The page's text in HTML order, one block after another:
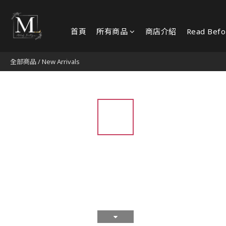
首頁 所有商品 商店介紹 Read
全部商品/New Arrivals